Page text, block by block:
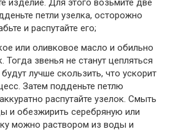
изделие. Для этого возьмите две
петли узелка, осторожно
и распутайте его;
или оливковое масло и обильно
Тогда звенья не станут цепляться
лучше скользить, что ускорит
Затем подденьте петлю
распутайте узелок. Смыть
и обезжирить серебряную или
можно раствором из воды и